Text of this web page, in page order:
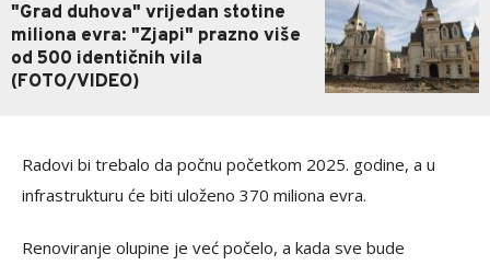
"Grad duhova" vrijedan stotine
miliona evra: "Zjapi" prazno više
od 500 identičnih vila
(FOTO/VIDEO)
Radovi bi trebalo da počnu početkom 2025. godine, a u
infrastrukturu će biti uloženo 370 miliona evra.
Renoviranje olupine je već počelo, a kada sve bude